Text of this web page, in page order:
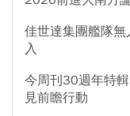
佳世達集團艦隊
入
今周刊30週年特
見前瞻行動